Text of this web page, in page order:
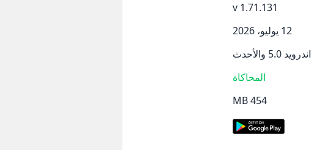
v 1.71.131
12 يوليو، 2026
اندرويد 5.0 والأحدث
المحاكاة
454 MB